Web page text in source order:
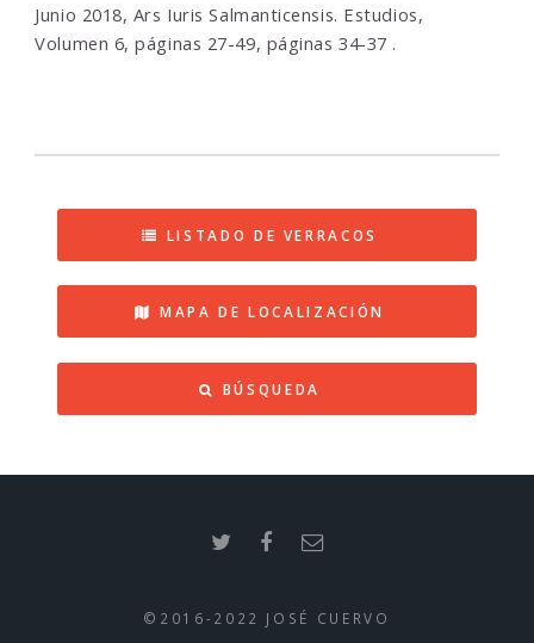
Junio 2018, Ars Iuris Salmanticensis. Estudios,
Volumen 6, páginas 27-49, páginas 34-37 .
LISTADO DE VERRACOS
MAPA DE LOCALIZACIÓN
BÚSQUEDA
©2016-2022 JOSÉ CUERVO